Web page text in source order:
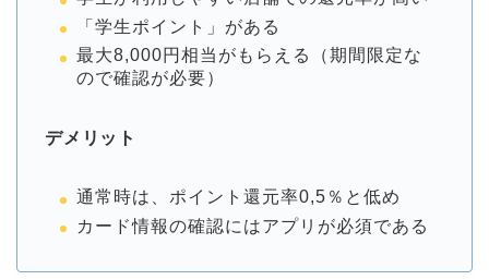
「学生ポイント」がある
最大8,000円相当がもらえる（期間限定な
ので確認が必要）
デメリット
通常時は、ポイント還元率0,5％と低め
カード情報の確認にはアプリが必須である